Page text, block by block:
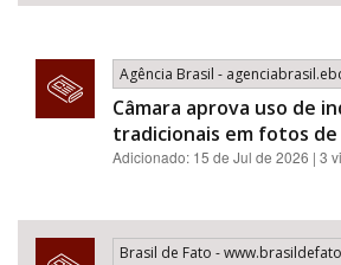
Agência Brasil -
Câmara aprova uso de
tradicionais em fotos
Adicionado: 15 de Jul de 2026 | 3
Brasil de Fato -